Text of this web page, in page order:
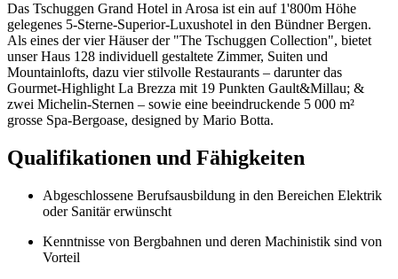
Das Tschuggen Grand Hotel in Arosa ist ein auf 1'800m Höhe
gelegenes 5‑Sterne‑Superior‑Luxushotel in den Bündner Bergen.
Als eines der vier Häuser der "The Tschuggen Collection", bietet
unser Haus 128 individuell gestaltete Zimmer, Suiten und
Mountainlofts, dazu vier stilvolle Restaurants – darunter das
Gourmet‑Highlight La Brezza mit 19 Punkten Gault&Millau; &
zwei Michelin‑Sternen – sowie eine beeindruckende 5 000 m²
grosse Spa‑Bergoase, designed by Mario Botta.
Qualifikationen und Fähigkeiten
Abgeschlossene Berufsausbildung in den Bereichen Elektrik
oder Sanitär erwünscht
Kenntnisse von Bergbahnen und deren Machinistik sind von
Vorteil